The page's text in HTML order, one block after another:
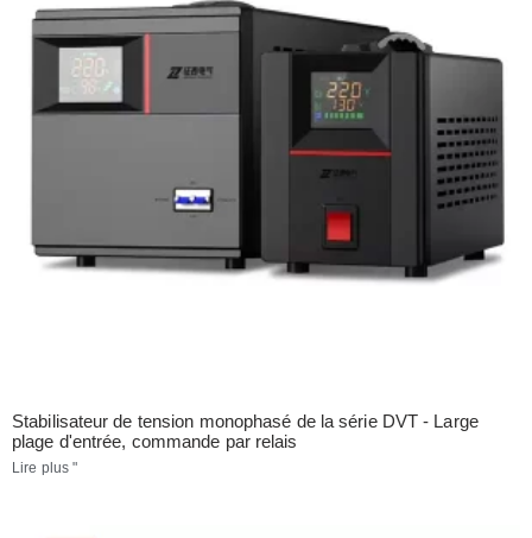
Stabilisateur de tension monophasé de la série DVT - Large
plage d'entrée, commande par relais
Lire plus "